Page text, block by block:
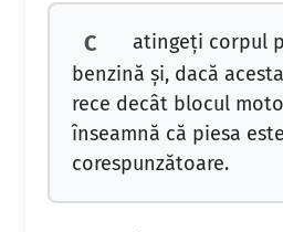
C
atingeţi corpul
benzină şi, dacă
rece decât blocul
înseamnă că piesa este
corespunzătoare.